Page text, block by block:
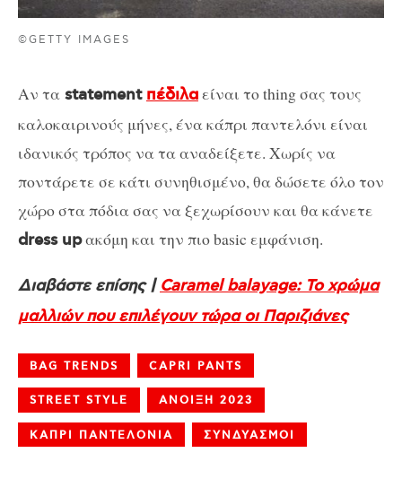
©GETTY IMAGES
Αν τα statement πέδιλαείναι το thing σας τους
καλοκαιρινούς μήνες, ένα κάπρι παντελόνι είναι
ιδανικός τρόπος να τα αναδείξετε. Χωρίς να
ποντάρετε σε κάτι συνηθισμένο, θα δώσετε όλο τον
χώρο στα πόδια σας να ξεχωρίσουν και θα κάνετε
dress upακόμη και την πιο basic εμφάνιση.
Διαβάστε επίσης | Caramel balayage: Το χρώμα
μαλλιών που επιλέγουν τώρα οι Παριζιάνες
BAG TRENDS CAPRI PANTS
STREET STYLE ΑΝΟΙΞΗ 2023
ΚΑΠΡΙ ΠΑΝΤΕΛΟΝΙΑ ΣΥΝΔΥΑΣΜΟΙ